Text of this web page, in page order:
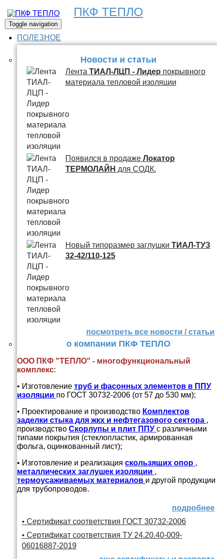
ПКФ ТЕПЛО
Toggle navigation
ПОЛЕЗНОЕ
Новости и статьи
Лента ТИАЛ-ЛЦП - Лидер покрывного
материала тепловой изоляции
Появился в продаже Локатор
ТЕРМОЛАЙН для СОДК.
Новый типоразмер заглушки ТИАЛ-ТУЗ
32-42/110-125
посмотреть все новости / статьи
о компании ПКФ ТЕПЛО
ООО ПКФ "ТЕПЛО" - многофункциональный
комплекс:
• Изготовление труб и фасонных элементов в ППУ
изоляции по ГОСТ 30732-2006 (от 57 до 530 мм);
• Проектирование и производство Комплектов
заделки стыка для жкх и нефтегазового сектора ,
производство Скорлупы и плит ППУ с различными
типами покрытия (стеклопластик, армированная
фольга, оцинкованный лист);
• Изготовление и реализация скользящих опор ,
металлических заглушек изоляции ,
термоусаживаемых материалов и другой продукции
для трубопроводов.
подробнее
• Сертификат соответствия ГОСТ 30732-2006
• Сертификат соответствия ТУ 24.20.40-009-
06016887-2019